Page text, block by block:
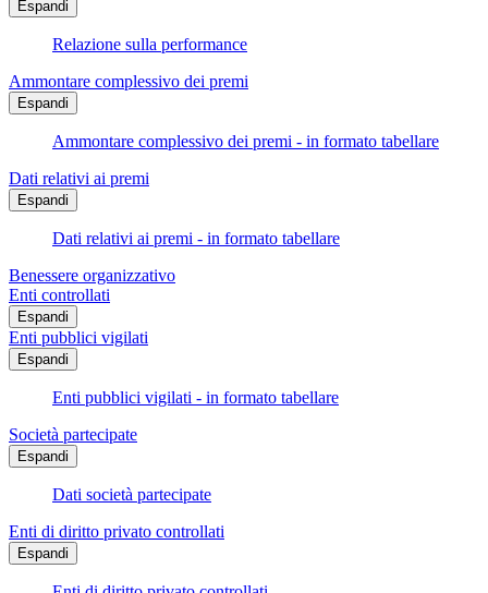
Espandi
Relazione sulla performance
Ammontare complessivo dei premi
Espandi
Ammontare complessivo dei premi - in formato tabellare
Dati relativi ai premi
Espandi
Dati relativi ai premi - in formato tabellare
Benessere organizzativo
Enti controllati
Espandi
Enti pubblici vigilati
Espandi
Enti pubblici vigilati - in formato tabellare
Società partecipate
Espandi
Dati società partecipate
Enti di diritto privato controllati
Espandi